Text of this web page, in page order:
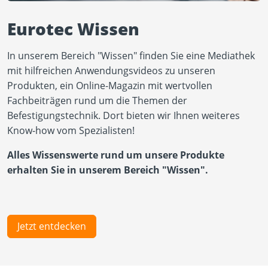
Eurotec Wissen
In unserem Bereich "Wissen" finden Sie eine Mediathek
mit hilfreichen Anwendungsvideos zu unseren
Produkten, ein Online-Magazin mit wertvollen
Fachbeiträgen rund um die Themen der
Befestigungstechnik. Dort bieten wir Ihnen weiteres
Know-how vom Spezialisten!
Alles Wissenswerte rund um unsere Produkte
erhalten Sie in unserem Bereich "Wissen".
Jetzt entdecken